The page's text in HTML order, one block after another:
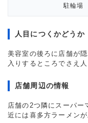
駐輪場
人目につくかどうか
美容室の後ろに店舗が
入りするところでさえ
店舗周辺の情報
店舗の2つ隣にスーパー
近には喜多方ラーメンが